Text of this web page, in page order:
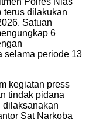
terus dilakukan
Satuan
6
selama periode 13
kegiatan press
tindak pidana
dilaksanakan
Sat Narkoba